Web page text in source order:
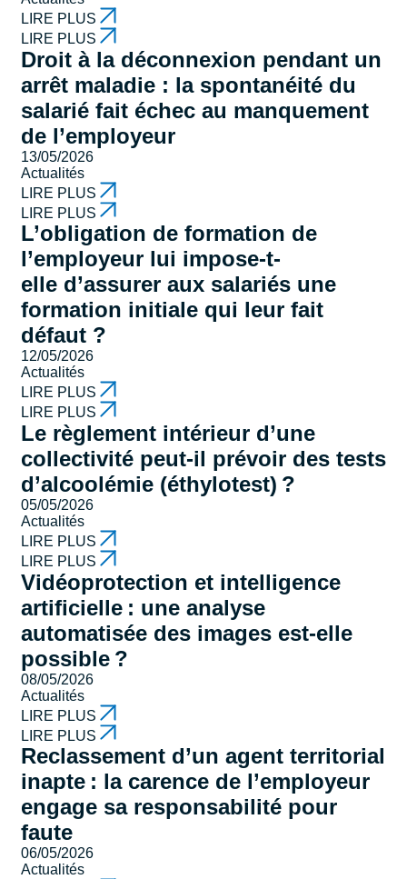
LIRE PLUS
LIRE PLUS
Droit à la déconnexion pendant un
arrêt maladie : la spontanéité du
salarié fait échec au manquement
de l’employeur
13/05/2026
Actualités
LIRE PLUS
LIRE PLUS
L’obligation de formation de
l’employeur lui impose-t-
elle d’assurer aux salariés une
formation initiale qui leur fait
défaut ?
12/05/2026
Actualités
LIRE PLUS
LIRE PLUS
Le règlement intérieur d’une
collectivité peut-il prévoir des tests
d’alcoolémie (éthylotest) ?
05/05/2026
Actualités
LIRE PLUS
LIRE PLUS
Vidéoprotection et intelligence
artificielle : une analyse
automatisée des images est-elle
possible ?
08/05/2026
Actualités
LIRE PLUS
LIRE PLUS
Reclassement d’un agent territorial
inapte : la carence de l’employeur
engage sa responsabilité pour
faute
06/05/2026
Actualités